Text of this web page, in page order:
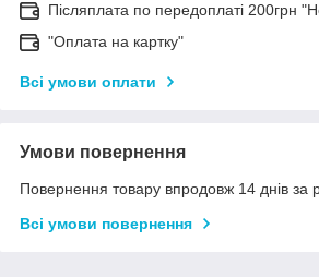
Післяплата по передоплаті 200грн
"Оплата на картку"
Всі умови оплати
Умови повернення
Повернення товару впродовж 14 днів за
Всі умови повернення